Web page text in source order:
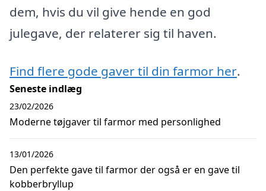
dem, hvis du vil give hende en god
julegave, der relaterer sig til haven.
Find flere gode gaver til din farmor her.
Seneste indlæg
Moderne tøjgaver til farmor med personlighed
23/02/2026
Den perfekte gave til farmor der også er en gave til
kobberbryllup
13/01/2026